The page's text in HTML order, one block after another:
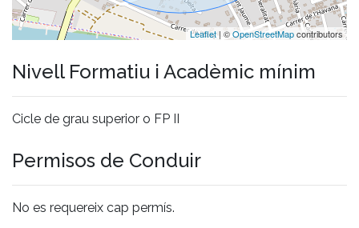
Leaflet| ©OpenStreetMapcontributors
Nivell Formatiu i Acadèmic mínim
Cicle de grau superior o FP II
Permisos de Conduir
No es requereix cap permís.